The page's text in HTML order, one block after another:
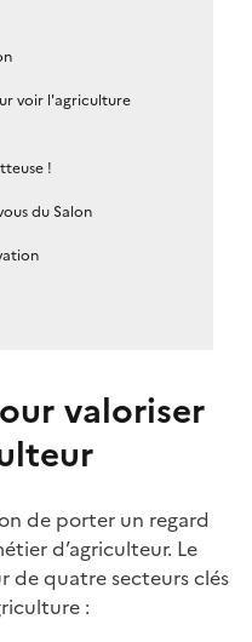
voir l'agriculture
!
du Salon
valoriser
de porter un regard
d’agriculteur. Le
de quatre secteurs clés
: